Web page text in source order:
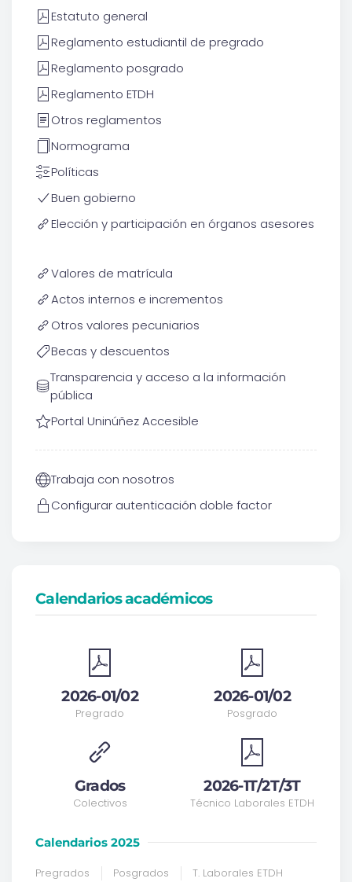
Estatuto general
Reglamento estudiantil de pregrado
Reglamento posgrado
Reglamento ETDH
Otros reglamentos
Normograma
Políticas
Buen gobierno
Elección y participación en órganos asesores
Valores de matrícula
Actos internos e incrementos
Otros valores pecuniarios
Becas y descuentos
Transparencia y acceso a la información
pública
Portal Uninúñez Accesible
Trabaja con nosotros
Configurar autenticación doble factor
Calendarios académicos
2026-01/02
Pregrado
Grados
Colectivos
2026-01/02
Posgrado
2026-1T/2T/3T
Técnico Laborales ETDH
Calendarios 2025
Pregrados Posgrados T. Laborales ETDH